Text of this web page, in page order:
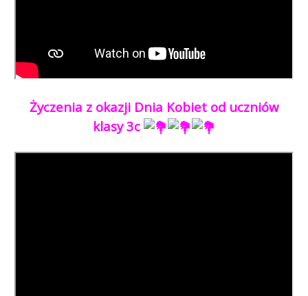
Życzenia z okazji Dnia Kobiet od uczniów
klasy 3c